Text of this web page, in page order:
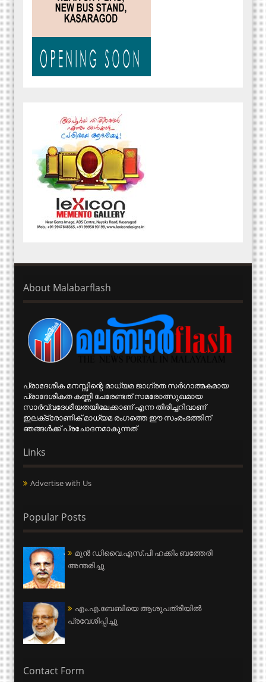
About Malabarflash
പ്രാദേശിക മനസ്സിന്റെ മാധ്യമ ജാഗ്രത സര്‍ഗാത്മകമായ
പ്രാദേശികത കണ്ണി ചേരേണ്ടത് സമരോത്സുഖമായ
സാര്‍വ്വദേശീയതയിലേക്കാണ് എന്ന തിരിച്ചറിവാണ്
ഇലക്‌ട്രോണിക് മാധ്യമ രംഗത്തെ ഈ സംരംഭത്തിന്
ഞങ്ങള്‍ക്ക് പ്രചോദനമാകുന്നത്
Links
Advertise with Us
Popular Posts
മുന്‍ ഡിവൈ.എസ്.പി ഹക്കിം ബത്തേരി
അന്തരിച്ചു
എം.എ.ബേബിയെ ആശുപത്രിയില്‍
പ്രവേശിപ്പിച്ചു
Contact Form